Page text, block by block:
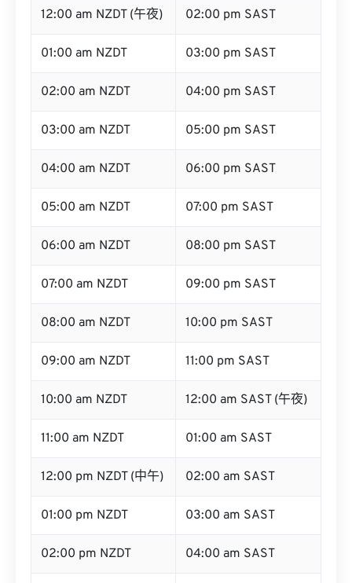
12:00 am NZDT (午夜) 02:00 pm SAST
01:00 am NZDT 03:00 pm SAST
02:00 am NZDT 04:00 pm SAST
03:00 am NZDT 05:00 pm SAST
04:00 am NZDT 06:00 pm SAST
05:00 am NZDT 07:00 pm SAST
06:00 am NZDT 08:00 pm SAST
07:00 am NZDT 09:00 pm SAST
08:00 am NZDT 10:00 pm SAST
09:00 am NZDT 11:00 pm SAST
10:00 am NZDT 12:00 am SAST (午夜)
11:00 am NZDT 01:00 am SAST
12:00 pm NZDT (中午) 02:00 am SAST
01:00 pm NZDT 03:00 am SAST
02:00 pm NZDT 04:00 am SAST